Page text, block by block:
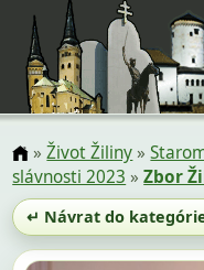
»Život Žiliny»
slávnosti 2023 »Zbor
↵ Návrat do